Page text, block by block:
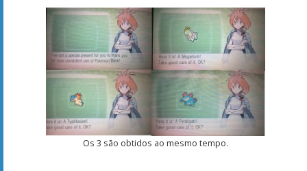
Os 3 são obtidos ao mesmo tempo.